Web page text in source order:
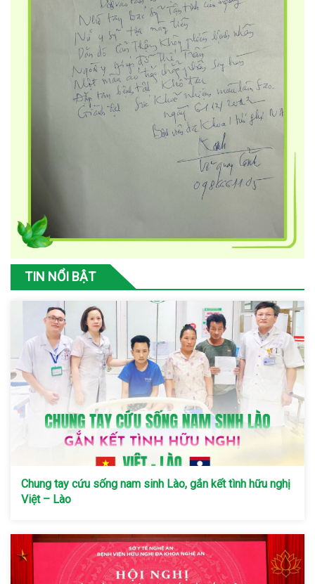
TIN NỔI BẬT
Chung tay cứu sống nam sinh Lào, gắn kết tình hữu nghị
Việt – Lào